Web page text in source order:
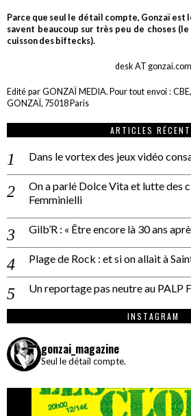
Parce que seul le détail compte, Gonzaï est
savent beaucoup sur très peu de choses
cuisson des biftecks).
desk AT gonzai.com
Edité par GONZAÏ MEDIA. Pour tout envoi :
GONZAÏ, 75018 Paris
ARTICLES
Dans le vortex des jeux vidéo
On a parlé Dolce Vita et lutte des
Femminielli
Gilb’R : « Être encore là 30 ans
Plage de Rock : et si on allait à
Un reportage pas neutre au PALP
INSTAGRAM
gonzai_magazine
Seul le détail compte.